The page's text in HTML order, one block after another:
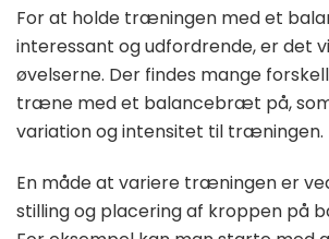
For at holde træningen med et
interessant og udfordrende, er det
øvelserne. Der findes mange
træne med et balancebræt på,
variation og intensitet til træningen.
En måde at variere træningen er
stilling og placering af kroppen på